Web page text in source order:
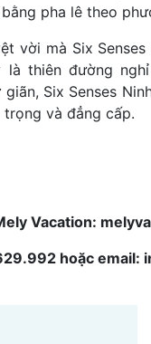
pha lê theo
vời mà Six
thiên đường
Six Senses
trọng và đẳng cấp.
Vacation:
hoặc email: